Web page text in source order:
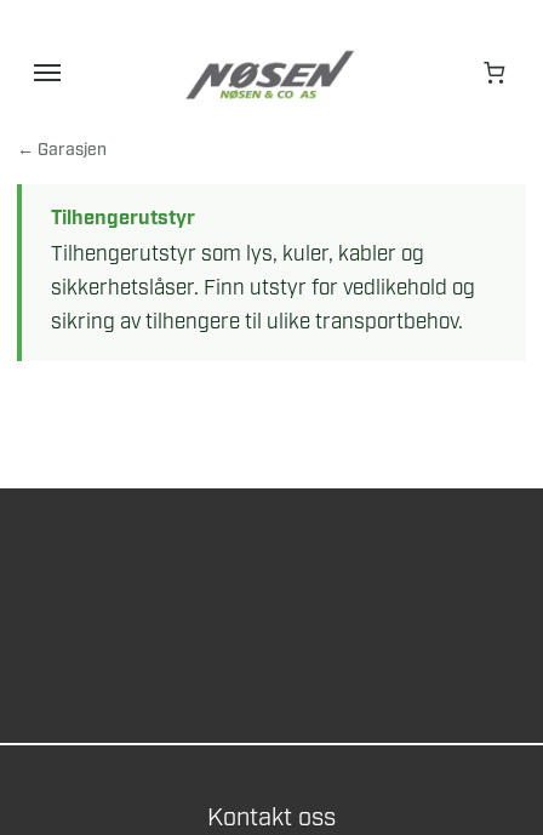
← Garasjen
Tilhengerutstyr
Tilhengerutstyr som lys, kuler, kabler og
sikkerhetslåser. Finn utstyr for vedlikehold og
sikring av tilhengere til ulike transportbehov.
Kontakt oss